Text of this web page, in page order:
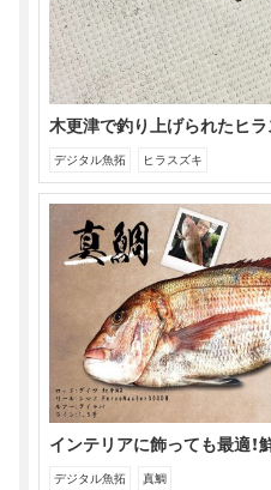
木更津で釣り上げられたヒ
デジタル魚拓 ヒラスズキ
インテリアに飾っても最適！
デジタル魚拓 真鯛